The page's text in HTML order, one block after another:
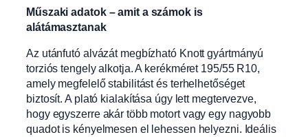
Műszaki adatok – amit a számok is
alátámasztanak
Az utánfutó alvázát megbízható Knott gyártmányú
torziós tengely alkotja. A kerékméret 195/55 R10,
amely megfelelő stabilitást és terhelhetőséget
biztosít. A plató kialakítása úgy lett megtervezve,
hogy egyszerre akár több motort vagy egy nagyobb
quadot is kényelmesen el lehessen helyezni. Ideális